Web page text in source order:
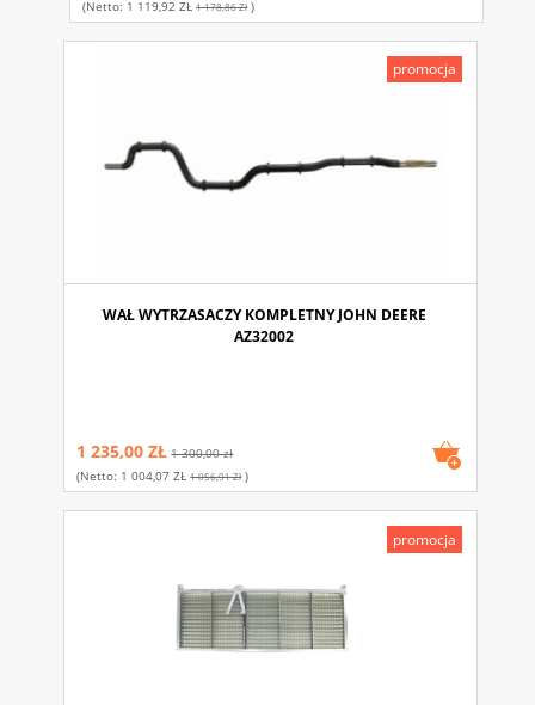
(netto: 1 119,92 ZŁ 1 178,86 Zł)
WAŁ WYTRZASACZY KOMPLETNY JOHN DEERE
AZ32002
1 235,00 ZŁ 1 300,00 zł
(netto: 1 004,07 ZŁ 1 056,91 Zł)
promocja
promocja